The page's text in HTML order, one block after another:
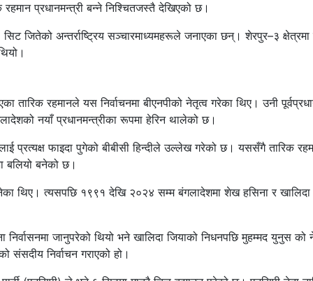
रहमान प्रधानमन्त्री बन्ने निश्चितजस्तै देखिएको छ।
जितेको अन्तर्राष्ट्रिय सञ्चारमाध्यमहरूले जनाएका छन्। शेरपुर–३
तारिक रहमानले यस निर्वाचनमा बीएनपीको नेतृत्व गरेका थिए। उनी
नयाँ प्रधानमन्त्रीका रूपमा हेरिन थालेको छ।
प्रत्यक्ष फाइदा पुगेको बीबीसी हिन्दीले उल्लेख गरेको छ। यससँगै तारिक
बलियो बनेको छ।
थिए। त्यसपछि १९९१ देखि २०२४ सम्म बंगलादेशमा शेख हसिना र खालिदा
जानुपरेको थियो भने खालिदा जियाको निधनपछि मुहम्मद युनुस को
संसदीय निर्वाचन गराएको हो।